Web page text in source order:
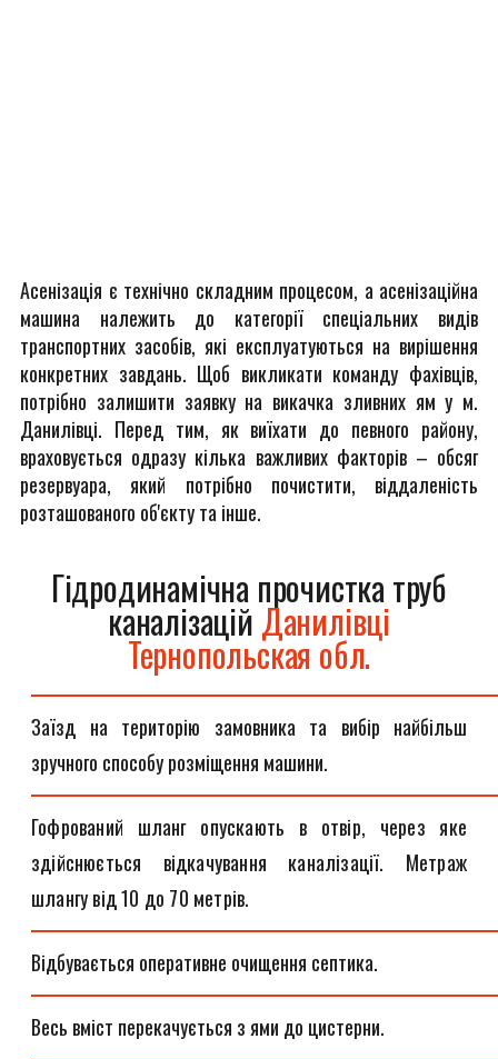
Асенізація є технічно складним процесом, а асенізаційна
машина належить до категорії спеціальних видів
транспортних засобів, які експлуатуються на вирішення
конкретних завдань. Щоб викликати команду фахівців,
потрібно залишити заявку на викачка зливних ям у м.
Данилівці. Перед тим, як виїхати до певного району,
враховується одразу кілька важливих факторів – обсяг
резервуара, який потрібно почистити, віддаленість
розташованого об'єкту та інше.
Гідродинамічна прочистка труб
каналізацій Данилівці
Тернопольская обл.
Заїзд на територію замовника та вибір найбільш
зручного способу розміщення машини.
Гофрований шланг опускають в отвір, через яке
здійснюється відкачування каналізації. Метраж
шлангу від 10 до 70 метрів.
Відбувається оперативне очищення септика.
Весь вміст перекачується з ями до цистерни.